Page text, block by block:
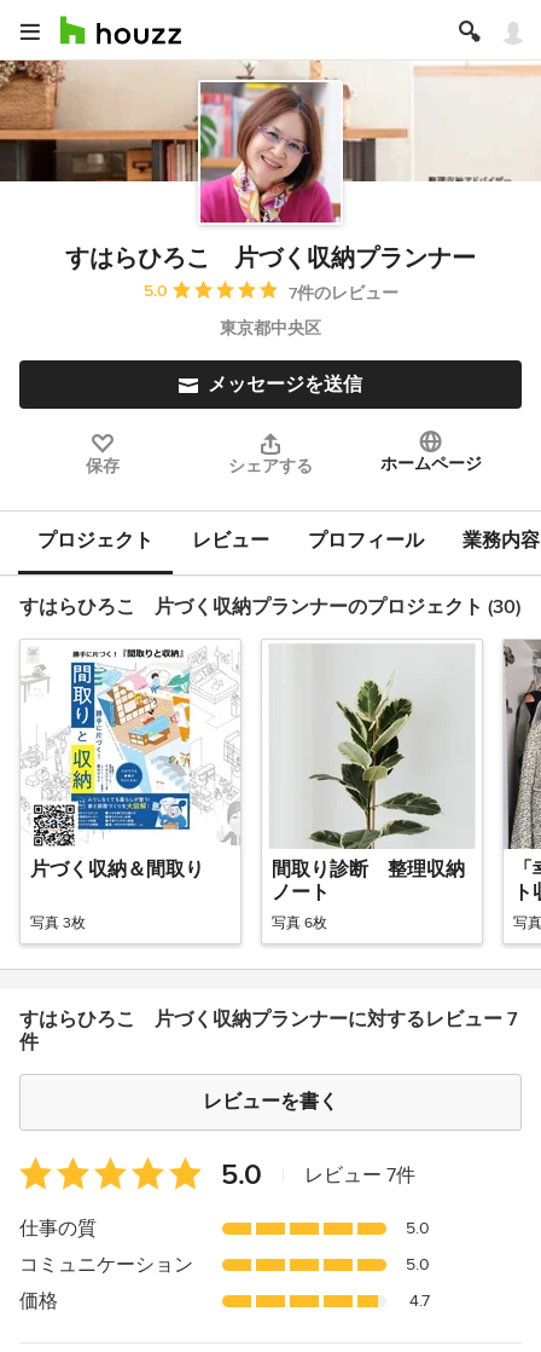
すはらひろこ 片づく収納プランナー
平均評価：5つ星中 星5
5.0
7件のレビュー
東京都中央区
メッセージを送信
保存 シェアする ホームページ
プロジェクト レビュー プロフィール 業務内容
すはらひろこ 片づく収納プランナーのプロジェクト (30)
片づく収納＆間取り
写真 3枚
間取り診断 整理収納
ノート
写真 6枚 写
すはらひろこ 片づく収納プランナーに対するレビュー 7
件
レビューを書く
平
均
評
5
つ
5.0 レビュー 7件
仕事の質 5.0
コミュニケーション 5.0
価格 4.7